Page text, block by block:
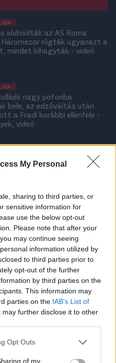
My Personal
sharing to third parties, or
sensitive information for
use the below opt-out
Please note that after your
may continue seeing
information utilized by
to third parties prior to
opt-out of the further
by third parties on the
This information may
parties on the IAB’s List of
may further disclose it to other
uses one or more Google
behaviour. You may click to
Opt Outs
of my
alulmúlták az AS Roma
rúgták ugyanazt a
mindet kihagyták - videó
nagy pofonba
bele, az edzőváltás után
a Fradi korábbi ellenfele -
videó
elfeledett volt
hősies gólja döntötte
bemutatkozás után
az olasz sztárcsapat
"Lett volna
arra, hogy várjunk ezzel a
de..."
nélkül kezdett a
és az AS Romában is egy
kapustehetség